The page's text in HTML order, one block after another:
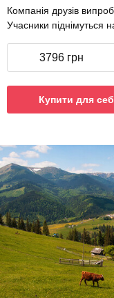
Компанія друзів
Учасники піднімуться
3796 грн
Купити для